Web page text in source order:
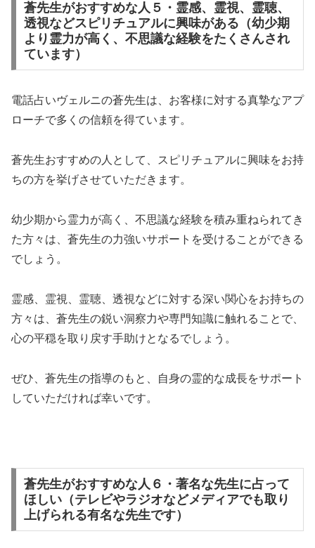
蒼先生がおすすめな人５・霊感、霊視、霊聴、
透視などスピリチュアルに興味がある（幼少期
より霊力が高く、不思議な経験をたくさんされ
ています）
電話占いヴェルニの蒼先生は、お客様に対する真摯なアプ
ローチで多くの信頼を得ています。
蒼先生おすすめの人として、スピリチュアルに興味をお持
ちの方を挙げさせていただきます。
幼少期から霊力が高く、不思議な経験を積み重ねられてき
た方々は、蒼先生の力強いサポートを受けることができる
でしょう。
霊感、霊視、霊聴、透視などに対する深い関心をお持ちの
方々は、蒼先生の鋭い洞察力や専門知識に触れることで、
心の平穏を取り戻す手助けとなるでしょう。
ぜひ、蒼先生の指導のもと、自身の霊的な成長をサポート
していただければ幸いです。
蒼先生がおすすめな人６・著名な先生に占って
ほしい（テレビやラジオなどメディアでも取り
上げられる有名な先生です）